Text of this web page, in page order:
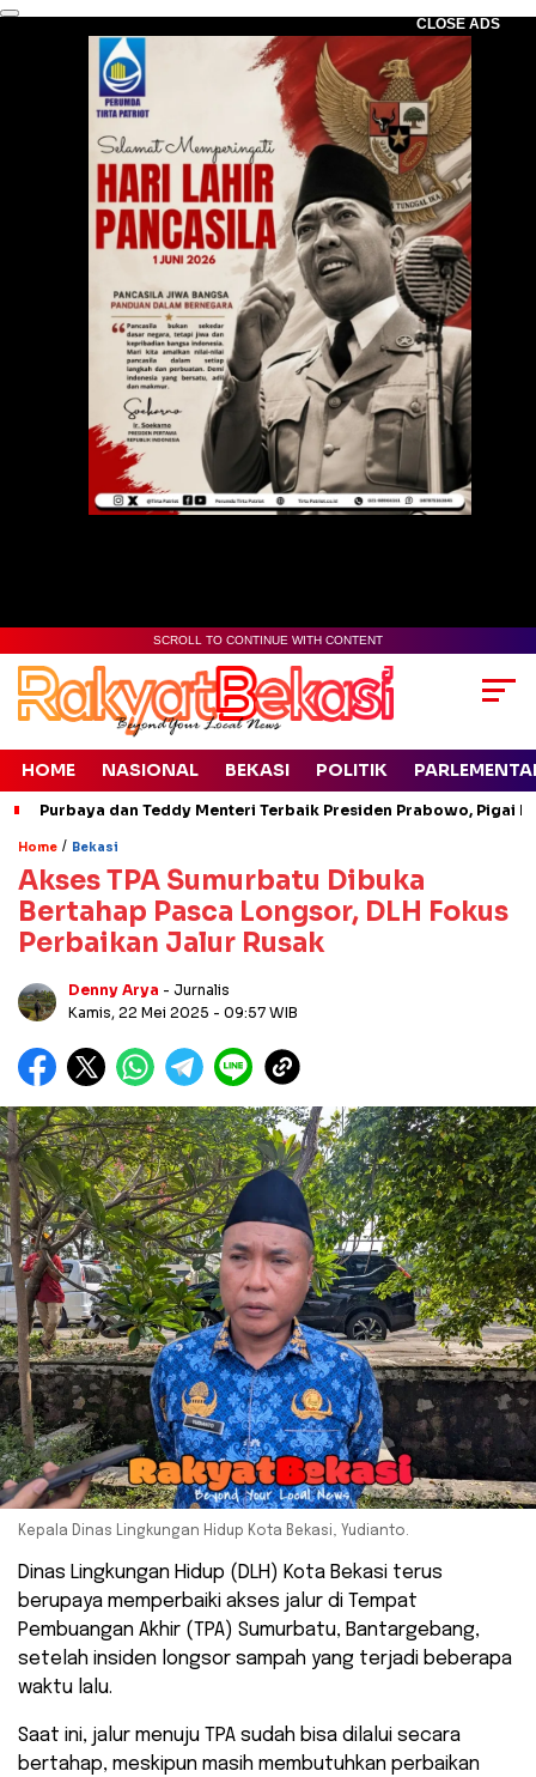
CLOSE ADS
SCROLL TO CONTINUE WITH CONTENT
HOME NASIONAL BEKASI POLITIK
Purbaya dan Teddy Menteri Terbaik Presiden Prabowo, Pigai
Home / Bekasi
Akses TPA Sumurbatu Dibuka
Bertahap Pasca Longsor, DLH Fokus
Perbaikan Jalur Rusak
Denny Arya - Jurnalis
Kamis, 22 Mei 2025 - 09:57 WIB
Kepala Dinas Lingkungan Hidup Kota Bekasi, Yudianto.
Dinas Lingkungan Hidup (DLH) Kota Bekasi terus
berupaya memperbaiki akses jalur di Tempat
Pembuangan Akhir (TPA) Sumurbatu, Bantargebang,
setelah insiden longsor sampah yang terjadi beberapa
waktu lalu.
Saat ini, jalur menuju TPA sudah bisa dilalui secara
bertahap, meskipun masih membutuhkan perbaikan